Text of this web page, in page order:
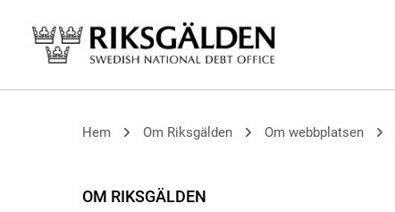
Hem Om Riksgälden Om webbplatsen
OM RIKSGÄLDEN